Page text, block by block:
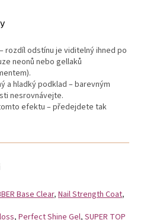
rozdíl odstínu je viditelný ihned po
neonů nebo gellaků
a hladký podklad – barevným
nesrovnávejte.
efektu – předejdete tak
Base Clear, Nail Strength Coat,
, Perfect Shine Gel, SUPER TOP